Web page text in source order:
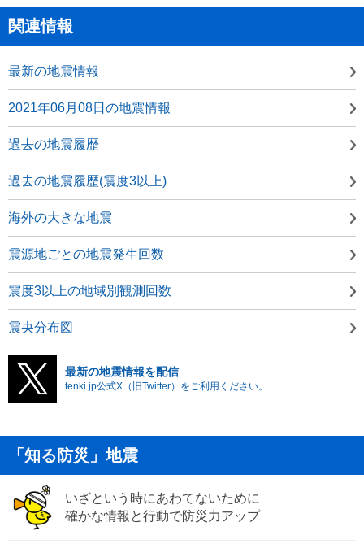
関連情報
最新の地震情報
2021年06月08日の地震情報
過去の地震履歴
過去の地震履歴(震度3以上)
海外の大きな地震
震源地ごとの地震発生回数
震度3以上の地域別観測回数
震央分布図
最新の地震情報を配信
tenki.jp公式X（旧Twitter）をご利用ください。
「知る防災」地震
いざという時にあわてないために
確かな情報と行動で防災力アップ